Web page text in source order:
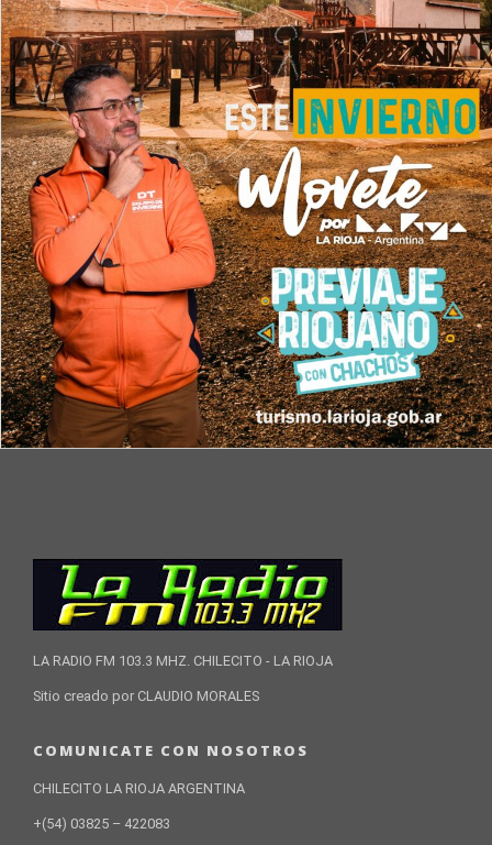
LA RADIO FM 103.3 MHZ. CHILECITO - LA RIOJA
Sitio creado por CLAUDIO MORALES
COMUNICATE CON NOSOTROS
CHILECITO LA RIOJA ARGENTINA
+(54) 03825 – 422083